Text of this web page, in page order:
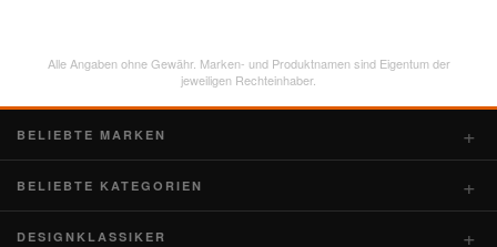
Alle Angaben ohne Gewähr. Marken- und Produktnamen sind Eigentum der
jeweiligen Rechteinhaber.
BELIEBTE MARKEN
BELIEBTE KATEGORIEN
DESIGNKLASSIKER